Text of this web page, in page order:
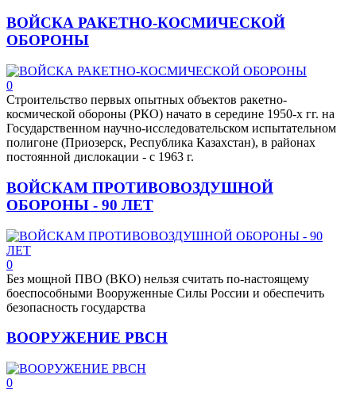
ВОЙСКА РАКЕТНО-КОСМИЧЕСКОЙ
ОБОРОНЫ
0
Строительство первых опытных объектов ракетно-
космической обороны (РКО) начато в середине 1950-х гг. на
Государственном научно-исследовательском испытательном
полигоне (Приозерск, Республика Казахстан), в районах
постоянной дислокации - с 1963 г.
ВОЙСКАМ ПРОТИВОВОЗДУШНОЙ
ОБОРОНЫ - 90 ЛЕТ
0
Без мощной ПВО (ВКО) нельзя считать по-настоящему
боеспособными Вооруженные Силы России и обеспечить
безопасность государства
ВООРУЖЕНИЕ РВСН
0